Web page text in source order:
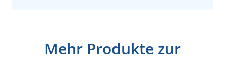
Mehr Produkte zur